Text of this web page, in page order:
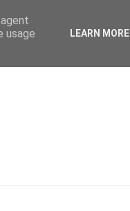
usage
LEARN MORE